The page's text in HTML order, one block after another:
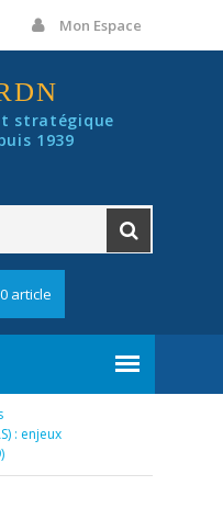
Mon Espace
stratégique
1939
article
: enjeux